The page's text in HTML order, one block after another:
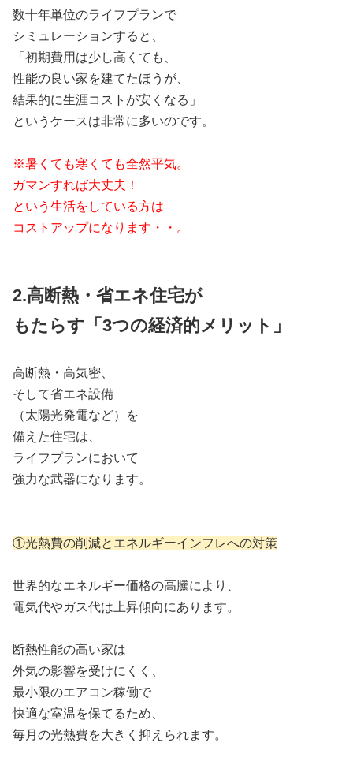
数十年単位のライフプランで
シミュレーションすると、
「初期費用は少し高くても、
性能の良い家を建てたほうが、
結果的に生涯コストが安くなる」
というケースは非常に多いのです。
※暑くても寒くても全然平気。
ガマンすれば大丈夫！
という生活をしている方は
コストアップになります・・。
2.高断熱・省エネ住宅が
もたらす「3つの経済的メリット」
高断熱・高気密、
そして省エネ設備
（太陽光発電など）を
備えた住宅は、
ライフプランにおいて
強力な武器になります。
①光熱費の削減とエネルギーインフレへの対策
世界的なエネルギー価格の高騰により、
電気代やガス代は上昇傾向にあります。
断熱性能の高い家は
外気の影響を受けにくく、
最小限のエアコン稼働で
快適な室温を保てるため、
毎月の光熱費を大きく抑えられます。